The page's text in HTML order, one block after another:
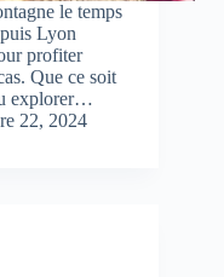
le temps
Lyon
profiter
Que ce soit
explorer…
22, 2024